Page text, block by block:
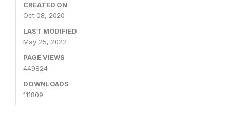
CREATED ON
Oct 08, 2020
LAST MODIFIED
May 25, 2022
PAGE VIEWS
449824
DOWNLOADS
111809